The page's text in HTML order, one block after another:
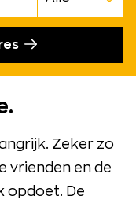
Zeker zo
vrienden en de
opdoet. De